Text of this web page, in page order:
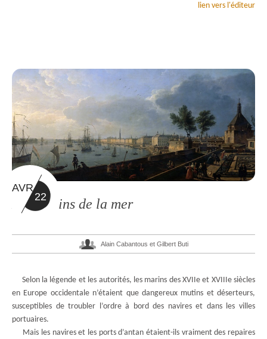
lien vers l'éditeur
Les Mutins de la mer
AVR
22
Alain Cabantous et Gilbert Buti
Selon la légende et les autorités, les marins des XVIIe et XVIIIe siècles
en Europe occidentale n’étaient que dangereux mutins et déserteurs,
susceptibles de troubler l’ordre à bord des navires et dans les villes
portuaires.
Mais les navires et les ports d’antan étaient-ils vraiment des repaires